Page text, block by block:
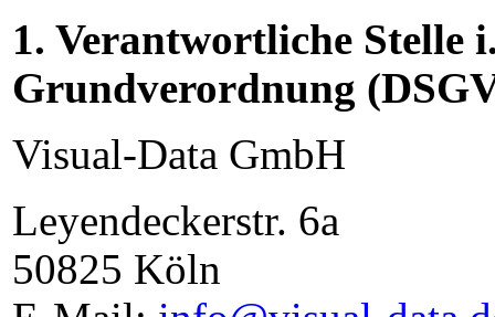
1. Verantwortliche Stelle
Grundverordnung
Visual-Data GmbH
Leyendeckerstr. 6a
50825 Köln